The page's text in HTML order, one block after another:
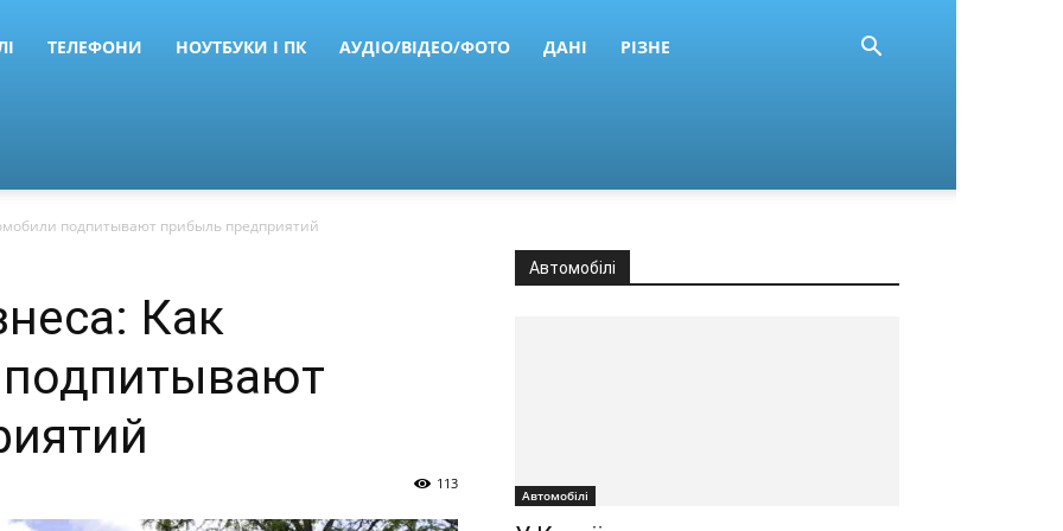
ТЕЛЕФОНИ НОУТБУКИ І ПК АУДІО/ВІДЕО/ФОТО ДАНІ РІЗНЕ
подпитывают прибыль предприятий
Как
113
Автомобілі
Автомобілі